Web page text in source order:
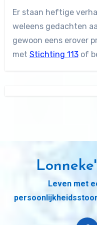
Er staan heftige
weleens gedachten
gewoon eens erover
met Stichting 113of
Leven met